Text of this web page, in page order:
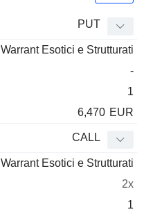
PUT
Warrant Esotici e Strutturati
-
1
6,470 EUR
CALL
Warrant Esotici e Strutturati
2x
1